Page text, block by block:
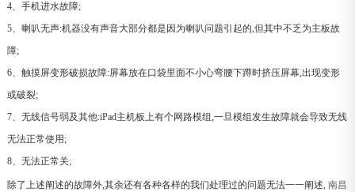
4、手机进水故障;
5、喇叭无声:机器没有声音大部分都是因为喇叭问题引起的,但其中不乏为主板故
障;
6、触摸屏变形破损故障:屏幕放在口袋里面不小心弯腰下蹲时挤压屏幕,出现变形
或破裂;
7、无线信号弱及其他:iPad主机板上有个网路模组,一旦模组发生故障就会导致无线
无法正常使用;
8、无法正常关;
除了上述阐述的故障外,其余还有各种各样的我们处理过的问题无法一一阐述, 南昌